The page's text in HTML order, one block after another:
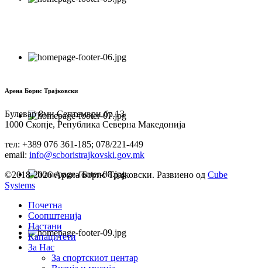
Арена Борис Трајковски
Булевар 8ми Септември бр.13
1000 Скопје, Република Северна Македонија
тел: +389 076 361-185; 078/221-449
email: info@scboristrajkovski.gov.mk
©2018-2026 Арена Борис Трајковски. Развиено од Cube
Systems
Почетна
Соопштенија
Настани
Капацитети
За Нас
За спортскиот центар